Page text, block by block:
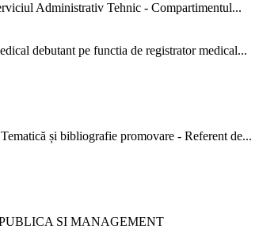
Administrativ Tehnic - Compartimentul...
debutant pe functia de registrator medical...
și bibliografie promovare - Referent de...
PUBLICA SI MANAGEMENT